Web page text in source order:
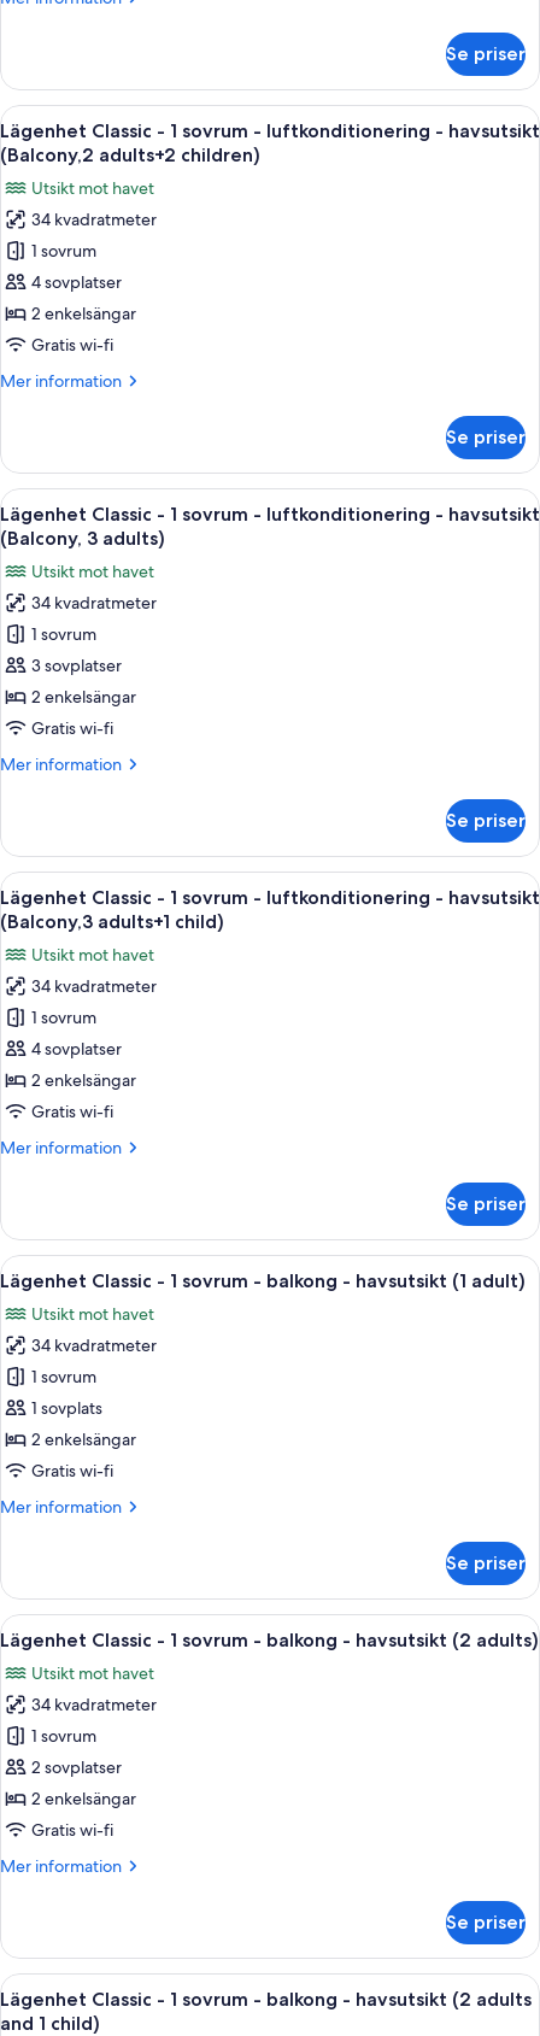
luftkonditionering
(Balcony,
2
adults
and
1
child)
Classic
1
sovrum
-
luftkonditionering
havsutsikt
(Balcony,
2
and
Se priser
Öppna
alla
foton
för
Lägenhet
Classic
-
1
sovrum
luftkonditionering
(Balcony,2
adults+2
children)
Värdeförvaringsskåp på rummet,
14
Lägenhet Classic - 1 sovrum - luftkonditionering - havsutsikt
(Balcony,2 adults+2 children)
Utsikt mot havet
34 kvadratmeter
1 sovrum
4 sovplatser
2 enkelsängar
Gratis wi-fi
Mer information
Mer
Classic
1
sovrum
-
luftkonditionering
havsutsikt
(Balcony,2
adults+2
Se priser
Öppna
alla
foton
för
Lägenhet
Classic
-
1
sovrum
luftkonditionering
(Balcony,
3
adults)
Värdeförvaringsskåp på rummet,
14
Lägenhet Classic - 1 sovrum - luftkonditionering - havsutsikt
(Balcony, 3 adults)
Utsikt mot havet
34 kvadratmeter
1 sovrum
3 sovplatser
2 enkelsängar
Gratis wi-fi
Mer information
Mer
Classic
1
sovrum
-
luftkonditionering
havsutsikt
(Balcony,
3
Se priser
Öppna
alla
foton
för
Lägenhet
Classic
-
1
sovrum
luftkonditionering
(Balcony,3
adults+1
child)
Värdeförvaringsskåp på rummet,
14
Lägenhet Classic - 1 sovrum - luftkonditionering - havsutsikt
(Balcony,3 adults+1 child)
Utsikt mot havet
34 kvadratmeter
1 sovrum
4 sovplatser
2 enkelsängar
Gratis wi-fi
Mer information
Mer
Classic
1
sovrum
-
luftkonditionering
havsutsikt
(Balcony,3
adults+1
child)
Se priser
Öppna
alla
foton
för
Lägenhet
Classic
-
1
-
havsutsikt
(1
adult)
Värdeförvaringsskåp på rummet,
9
Lägenhet Classic - 1 sovrum - balkong - havsutsikt (1 adult)
Utsikt mot havet
34 kvadratmeter
1 sovrum
1 sovplats
2 enkelsängar
Gratis wi-fi
Mer information
Mer
Classic
1
sovrum
-
balkong
havsutsikt
(1
adult)
Se priser
Öppna
alla
foton
för
Lägenhet
Classic
-
1
-
havsutsikt
(2
adults)
Värdeförvaringsskåp på rummet,
9
Lägenhet Classic - 1 sovrum - balkong - havsutsikt (2 adults)
Utsikt mot havet
34 kvadratmeter
1 sovrum
2 sovplatser
2 enkelsängar
Gratis wi-fi
Mer information
Mer
Classic
1
sovrum
Se priser
Öppna
alla
Värdeförvaringsskåp på rummet,
9
Lägenhet Classic - 1 sovrum - balkong - havsutsikt (2 adults
and 1 child)